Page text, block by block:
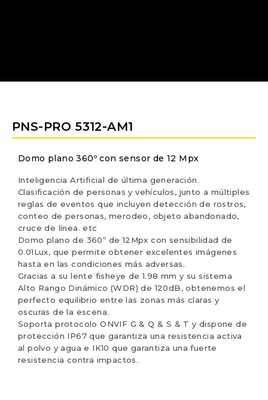
PNS-PRO 5312-AM1
Domo plano 360º con sensor de 12 Mpx
Inteligencia Artificial de última generación.
Clasificación de personas y vehículos, junto a múltiples
reglas de eventos que incluyen detección de rostros,
conteo de personas, merodeo, objeto abandonado,
cruce de línea. etc
Domo plano de 360º de 12Mpx con sensibilidad de
0.01Lux, que permite obtener excelentes imágenes
hasta en las condiciones más adversas.
Gracias a su lente fisheye de 1.98 mm y su sistema
Alto Rango Dinámico (WDR) de 120dB, obtenemos el
perfecto equilibrio entre las zonas más claras y
oscuras de la escena.
Soporta protocolo ONVIF G & Q & S & T y dispone de
protección IP67 que garantiza una resistencia activa
al polvo y agua e IK10 que garantiza una fuerte
resistencia contra impactos.